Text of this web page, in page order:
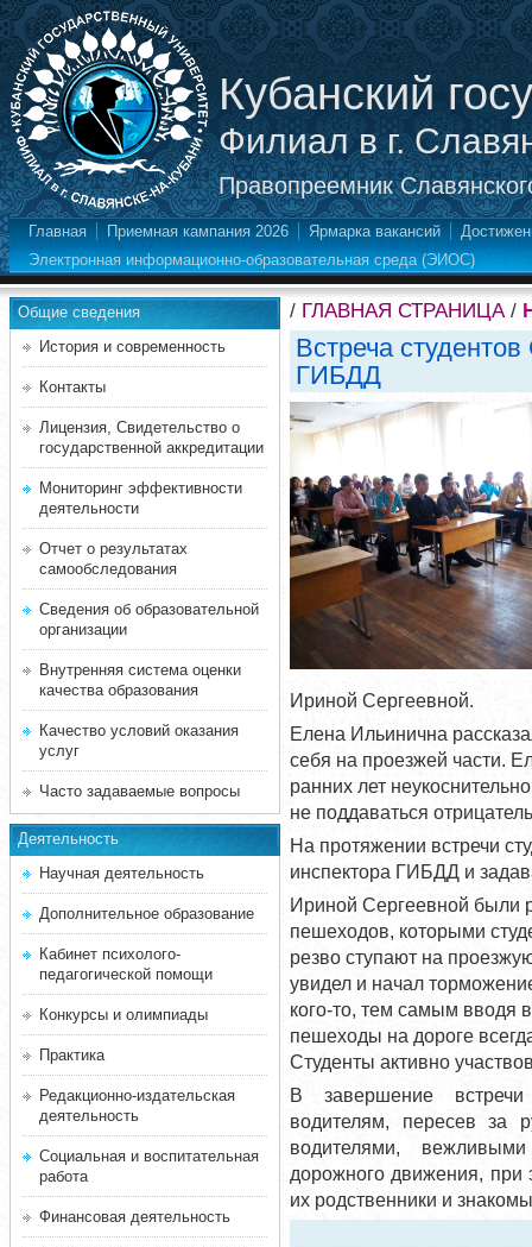
Кубанский
Филиал в г.
Правопреемник
Главная Приемная кампания 2026 Ярмарка вакансий
Электронная информационно-образовательная среда (ЭИОС)
Общие сведения
История и современность
Контакты
Лицензия, Свидетельство о
государственной аккредитации
Мониторинг эффективности
деятельности
Отчет о результатах
самообследования
Сведения об образовательной
организации
Внутренняя система оценки
качества образования
Качество условий оказания
услуг
Часто задаваемые вопросы
Деятельность
Научная деятельность
Дополнительное образование
Кабинет психолого-
педагогической помощи
Конкурсы и олимпиады
Практика
Редакционно-издательская
деятельность
Социальная и воспитательная
работа
Финансовая деятельность
/ ГЛАВНАЯ СТРАНИЦА/
Встреча
ГИБДД
Ириной Сергеевной.
Елена Ильинична
себя на проезжей части.
ранних лет
не поддаваться
На протяжении встречи
инспектора ГИБДД и
Ириной Сергеевной были
пешеходов, которыми
резво ступают на
увидел и начал
кого-то, тем самым вводя
пешеходы на дороге
Студенты активно
В завершение
водителям, пересев за
водителями,
дорожного движения, при
их родственники и